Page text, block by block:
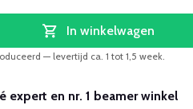
In winkelwagen
— levertijd ca. 1 tot 1,5 week.
expert en nr. 1 beamer winkel